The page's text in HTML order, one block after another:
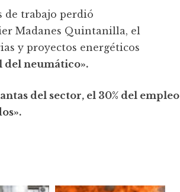
de trabajo perdió
Madanes Quintanilla, el
y proyectos energéticos
del neumático».
del sector, el 30% del empleo